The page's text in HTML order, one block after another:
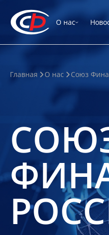
О нас
Главная О нас Союз